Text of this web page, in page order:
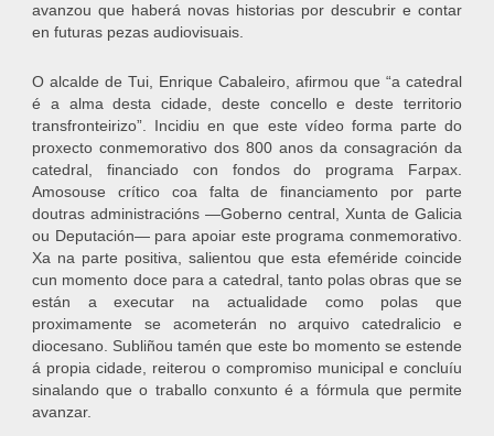
avanzou que haberá novas historias por descubrir e contar
en futuras pezas audiovisuais.
O alcalde de Tui, Enrique Cabaleiro, afirmou que “a catedral
é a alma desta cidade, deste concello e deste territorio
transfronteirizo”. Incidiu en que este vídeo forma parte do
proxecto conmemorativo dos 800 anos da consagración da
catedral, financiado con fondos do programa Farpax.
Amosouse crítico coa falta de financiamento por parte
doutras administracións —Goberno central, Xunta de Galicia
ou Deputación— para apoiar este programa conmemorativo.
Xa na parte positiva, salientou que esta efeméride coincide
cun momento doce para a catedral, tanto polas obras que se
están a executar na actualidade como polas que
proximamente se acometerán no arquivo catedralicio e
diocesano. Subliñou tamén que este bo momento se estende
á propia cidade, reiterou o compromiso municipal e concluíu
sinalando que o traballo conxunto é a fórmula que permite
avanzar.